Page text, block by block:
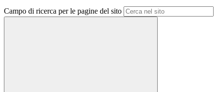
Campo di ricerca per le pagine del sito